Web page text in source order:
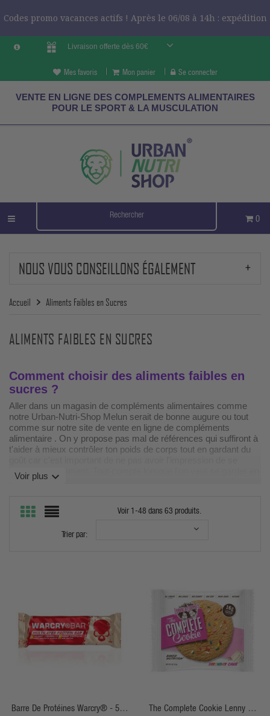
Codes promo vacances actifs ! Après le 06/08 à 14h : expédition
Livraison offerte dès 60€
Mes favoris Mon panier Se connecter
VENTE EN LIGNE DES COMPLEMENTS ALIMENTAIRES
POUR LE SPORT & LA MUSCULATION
0
NOUS VOUS CONSEILLONS ÉGALEMENT
Accueil Aliments Faibles en Sucres
ALIMENTS FAIBLES EN SUCRES
Comment choisir des aliments faibles en
sucres ?
Aller dans un magasin de compléments alimentaires comme
notre Urban-Nutri-Shop Melun serait de bonne augure ou tout
comme sur notre site de vente en ligne de compléments
alimentaire . On y propose pas mal de références qui suffiront à
t'aider à mieux contrôler ton poids de corps tout en gardant du
priver constamment. Tout compte lorsque l'on veut se garder en
déficit calorique et brûler du gras. Sit u es dans cette optique
sauces allégées pour salades ou encore des glaces protéinées
allégées en sucre pourraient bien de faire plaisir plus que tu ne
Voir plus expand_more
Voir 1-48 dans 63 produits.
Trier par:
Barre De Protéines Warcry® - 55g
The Complete Cookie Lenny &